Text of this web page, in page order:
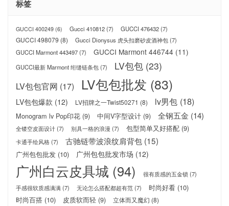
标签
GUCCI 400249 (6) Gucci 410812(7) GUCCI 476432(7)
GUCCI 498079 (8) Gucci Dionysus 虎头扣磨砂皮酒神包(7)
GUCCI Marmont 443497(7) GUCCI Marmont 446744 (11)
GUCCI最新 Marmont 绗缝链条包(7) LV包包 (23)
LV包包官网 (17) LV包包批发 (83)
LV包包爆款 (12) LV招牌之一Twist50271 (8) lv男包 (18)
Monogram lv Pop印花 (9) 中间V字型设计 (9) 全钢五金 (14)
全镂空皮面设计(7) 别具一格的浪漫 (7) 包型简单又好搭配 (9)
卡通手绘风格(7) 古驰链带波浪纹肩背包 (15)
广州包包批发 (10) 广州包包批发市场 (12)
广州白云皮具城 (94) 很有质感的五金锁 (7)
手感很软质感满满(7) 无论怎么搭配都超有范(7) 时尚好看 (10)
时尚百搭 (10) 皮质软而轻 (9) 立体而又魔幻 (8)